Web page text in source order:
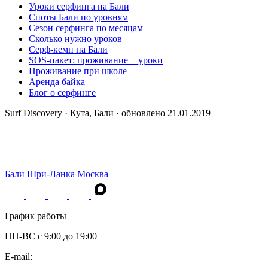
Уроки серфинга на Бали
Споты Бали по уровням
Сезон серфинга по месяцам
Сколько нужно уроков
Серф-кемп на Бали
SOS-пакет: проживание + уроки
Проживание при школе
Аренда байка
Блог о серфинге
Surf Discovery · Кута, Бали · обновлено 21.01.2019
Бали Шри-Ланка Москва
График работы
ПН-ВС c 9:00 до 19:00
E-mail: